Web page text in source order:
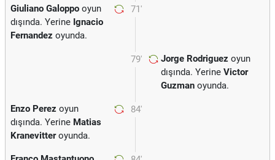
71'
Giuliano Galoppo oyun
dışında. Yerine Ignacio
Fernandez oyunda.
79' Jorge Rodriguez oyun
dışında. Yerine Victor
Guzman oyunda.
84'
Enzo Perez oyun
dışında. Yerine Matias
Kranevitteroyunda.